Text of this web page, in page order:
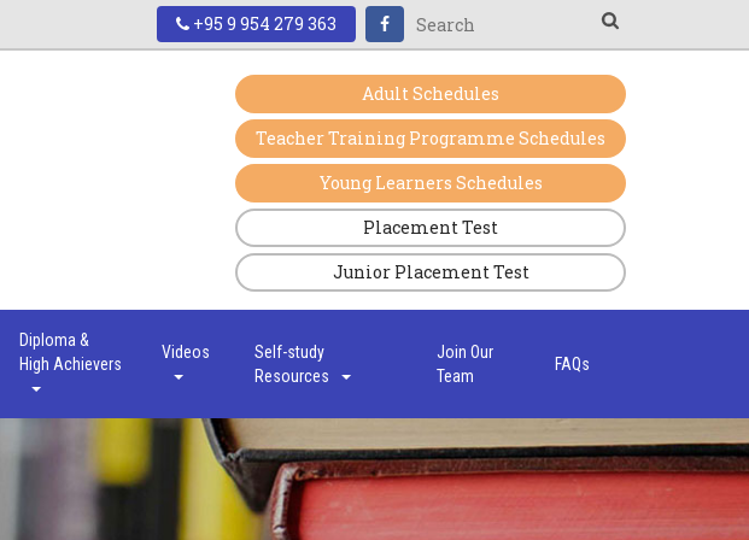
+95 9 954 279 363
Adult Schedules
Teacher Training Programme Schedules
Young Learners Schedules
Placement Test
Junior Placement Test
Diploma &
High Achievers
Videos
Self-study
Resources
Join Our
Team
FAQs